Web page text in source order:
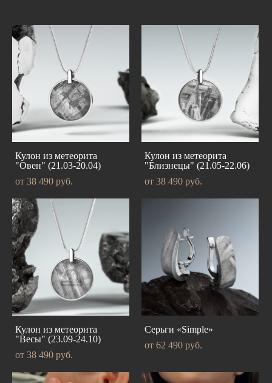
Кулон из метеорита
"Овен" (21.03-20.04)
от 38 490 pуб.
Кулон из метеорита
"Близнецы" (21.05-22.06)
от 38 490 pуб.
Кулон из метеорита
"Весы" (23.09-24.10)
от 38 490 pуб.
Серьги «Simple»
от 62 490 pуб.